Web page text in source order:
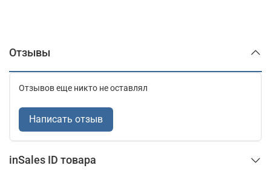
Отзывы
Отзывов еще никто не оставлял
Написать отзыв
inSales ID товара